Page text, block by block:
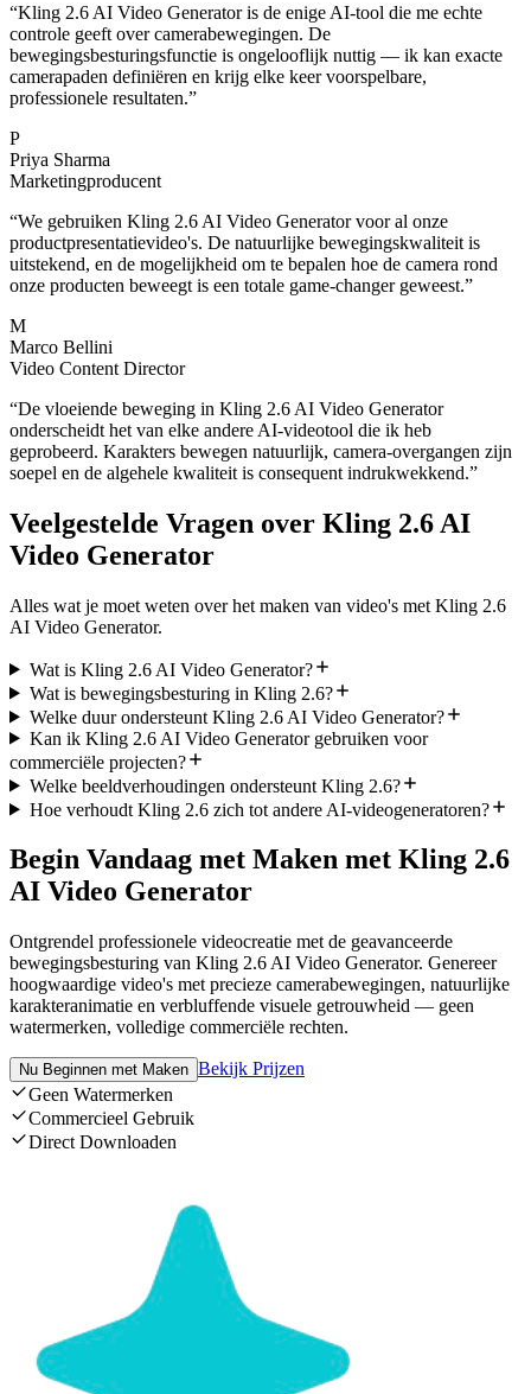
“Kling 2.6 AI Video Generator is de enige AI-tool die me echte
controle geeft over camerabewegingen. De
bewegingsbesturingsfunctie is ongelooflijk nuttig — ik kan exacte
camerapaden definiëren en krijg elke keer voorspelbare,
professionele resultaten.”
P
Priya Sharma
Marketingproducent
“We gebruiken Kling 2.6 AI Video Generator voor al onze
productpresentatievideo's. De natuurlijke bewegingskwaliteit is
uitstekend, en de mogelijkheid om te bepalen hoe de camera rond
onze producten beweegt is een totale game-changer geweest.”
M
Marco Bellini
Video Content Director
“De vloeiende beweging in Kling 2.6 AI Video Generator
onderscheidt het van elke andere AI-videotool die ik heb
geprobeerd. Karakters bewegen natuurlijk, camera-overgangen zijn
soepel en de algehele kwaliteit is consequent indrukwekkend.”
Veelgestelde Vragen over Kling 2.6 AI
Video Generator
Alles wat je moet weten over het maken van video's met Kling 2.6
AI Video Generator.
Wat is Kling 2.6 AI Video Generator?
Wat is bewegingsbesturing in Kling 2.6?
Welke duur ondersteunt Kling 2.6 AI Video Generator?
Kan ik Kling 2.6 AI Video Generator gebruiken voor
commerciële projecten?
Welke beeldverhoudingen ondersteunt Kling 2.6?
Hoe verhoudt Kling 2.6 zich tot andere AI-videogeneratoren?
Begin Vandaag met Maken met Kling 2.6
AI Video Generator
Ontgrendel professionele videocreatie met de geavanceerde
bewegingsbesturing van Kling 2.6 AI Video Generator. Genereer
hoogwaardige video's met precieze camerabewegingen, natuurlijke
karakteranimatie en verbluffende visuele getrouwheid — geen
watermerken, volledige commerciële rechten.
Nu Beginnen met Maken Bekijk Prijzen
Geen Watermerken
Commercieel Gebruik
Direct Downloaden